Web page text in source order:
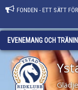
FONDEN - ETT SÄTT
EVENEMANG OCH